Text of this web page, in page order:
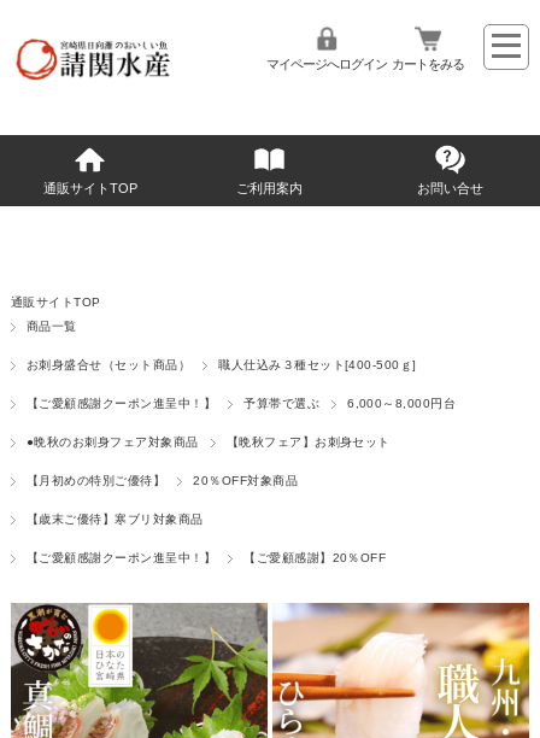
マイページへログイン カートをみる
通販サイトTOP ご利用案内 お問い合せ
通販サイトTOP
商品一覧
お刺身盛合せ（セット商品） 職人仕込み３種セット[400-500ｇ]
【ご愛顧感謝クーポン進呈中！】 予算帯で選ぶ 6,000～8,000円台
●晩秋のお刺身フェア対象商品 【晩秋フェア】お刺身セット
【月初めの特別ご優待】 20％OFF対象商品
【歳末ご優待】寒ブリ対象商品
【ご愛顧感謝クーポン進呈中！】 【ご愛顧感謝】20％OFF